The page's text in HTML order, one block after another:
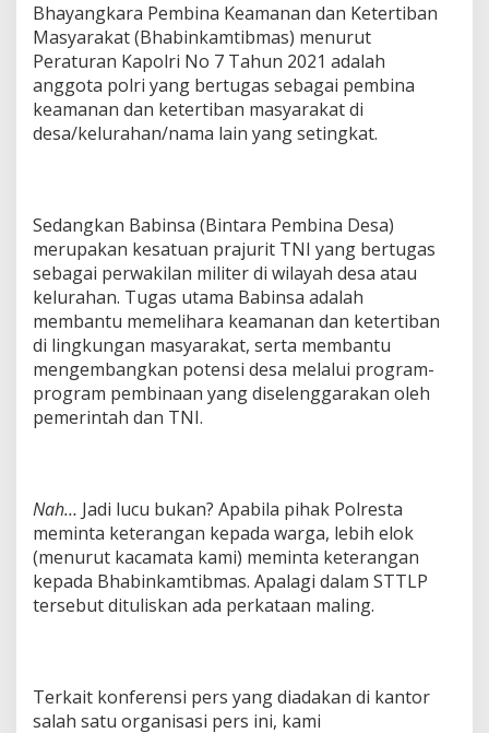
Bhayangkara Pembina Keamanan dan Ketertiban
Masyarakat (Bhabinkamtibmas) menurut
Peraturan Kapolri No 7 Tahun 2021 adalah
anggota polri yang bertugas sebagai pembina
keamanan dan ketertiban masyarakat di
desa/kelurahan/nama lain yang setingkat.
Sedangkan Babinsa (Bintara Pembina Desa)
merupakan kesatuan prajurit TNI yang bertugas
sebagai perwakilan militer di wilayah desa atau
kelurahan. Tugas utama Babinsa adalah
membantu memelihara keamanan dan ketertiban
di lingkungan masyarakat, serta membantu
mengembangkan potensi desa melalui program-
program pembinaan yang diselenggarakan oleh
pemerintah dan TNI.
Nah… Jadi lucu bukan? Apabila pihak Polresta
meminta keterangan kepada warga, lebih elok
(menurut kacamata kami) meminta keterangan
kepada Bhabinkamtibmas. Apalagi dalam STTLP
tersebut dituliskan ada perkataan maling.
Terkait konferensi pers yang diadakan di kantor
salah satu organisasi pers ini, kami